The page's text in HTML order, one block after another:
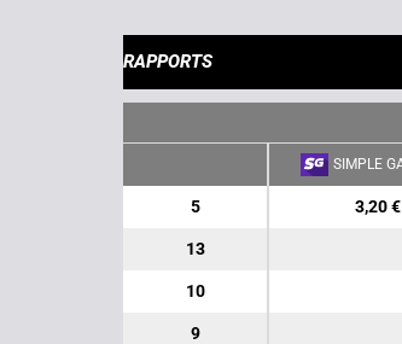
RAPPORTS
SIMPLE
5 3,20 €
13
10
9